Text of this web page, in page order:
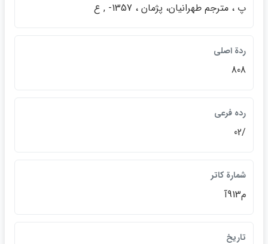
پ ، مترجم طهرانيان، پژمان ، 1357- , ع
ردة اصلي
808
رده فرعي
/02
شمارة كاتر
م913آ
تاريخ